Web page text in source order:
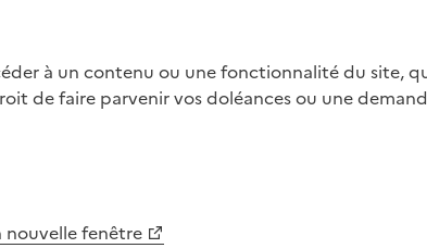
à un contenu ou une fonctionnalité du site,
de faire parvenir vos doléances ou une
nouvelle fenêtre